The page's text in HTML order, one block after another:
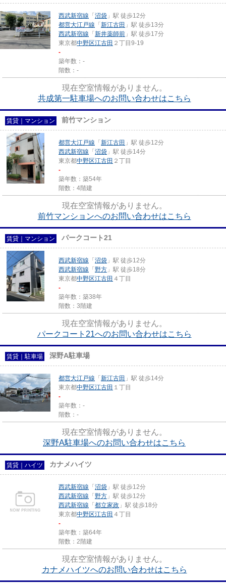
西武新宿線 「 沼袋 」駅 徒歩12分
都営大江戸線 「 新江古田 」駅 徒歩13分
西武新宿線 「 新井薬師前 」駅 徒歩17分
東京都中野区江古田 ２丁目9-19
-
築年数：-
階数：-
現在空室情報がありません。
共成第一駐車場へのお問い合わせはこちら
賃貸｜マンション 前竹マンション
都営大江戸線 「 新江古田 」駅 徒歩12分
西武新宿線 「 沼袋 」駅 徒歩14分
東京都中野区江古田 ２丁目
-
築年数：築54年
階数：4階建
現在空室情報がありません。
前竹マンションへのお問い合わせはこちら
賃貸｜マンション パークコート21
西武新宿線 「 沼袋 」駅 徒歩12分
西武新宿線 「 野方 」駅 徒歩18分
東京都中野区江古田 ４丁目
-
築年数：築38年
階数：3階建
現在空室情報がありません。
パークコート21へのお問い合わせはこちら
賃貸｜駐車場 深野A駐車場
都営大江戸線 「 新江古田 」駅 徒歩14分
東京都中野区江古田 １丁目
-
築年数：-
階数：-
現在空室情報がありません。
深野A駐車場へのお問い合わせはこちら
賃貸｜ハイツ カナメハイツ
西武新宿線 「 沼袋 」駅 徒歩12分
西武新宿線 「 野方 」駅 徒歩12分
西武新宿線 「 都立家政 」駅 徒歩18分
東京都中野区江古田 ４丁目
-
築年数：築64年
階数：2階建
現在空室情報がありません。
カナメハイツへのお問い合わせはこちら